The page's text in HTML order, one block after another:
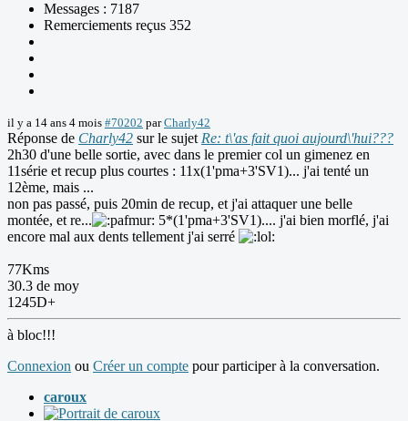
Messages : 7187
Remerciements reçus 352
il y a 14 ans 4 mois #70202 parCharly42
Réponse de Charly42 sur le sujet Re: t\'as fait quoi aujourd\'hui???
2h30 d'une belle sortie, avec dans le premier col un gimenez en
11série et recup plus courtes : 11x(1'pma+3'SV1)... j'ai tenté un
12ème, mais ...
non pas passé, puis 20min de recup, et j'ai attaquer une belle
montée, et re...
5*(1'pma+3'SV1).... j'ai bien morflé, j'ai
encore mal aux dents tellement j'ai serré
77Kms
30.3 de moy
1245D+
à bloc!!!
Connexion ou Créer un compte pour participer à la conversation.
caroux